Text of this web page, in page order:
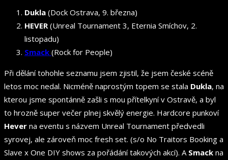
Dukla (Dock Ostrava, 9. března)
HEVER(Unreal Tournament 3, Eternia Smíchov, 2.
listopadu)
Smack (Rock for People)
Při dělání tohohle seznamu jsem zjistil, že jsem české scéně
letos moc nedal. Nicméně naprostým topem se stala Dukla, na
kterou jsme spontánně zašli s mou přítelkyní v Ostravě, a byl
to hrozně super večer plnej skvělý energie. Hardcore punkoví
Hever na eventu s názvem Unreal Tournament předvedli
syrovej, ale zároveň moc fresh set. (s/o No Traitors Booking a
Slave x One DIY shows za pořádání takových akcí). A Smack na